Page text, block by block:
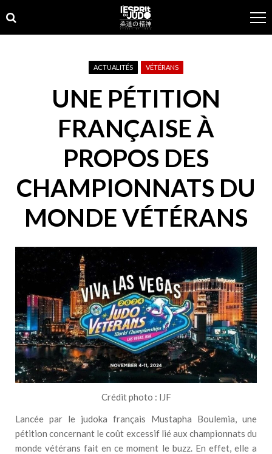
to
navigation
to
content
ACTUALITÉS VÉTÉRANS
UNE PÉTITION
FRANÇAISE À
PROPOS DES
CHAMPIONNATS DU
MONDE VÉTÉRANS
Crédit photo : IJF
Lancée par le judoka français Mustapha Boulemia, une
pétition concernant le coût excessif lié aux championnats du
monde vétérans fait en ce moment le buzz. En effet, elle a